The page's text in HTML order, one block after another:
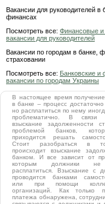
Вакансии для руководителей в
финансах
Посмотреть все: Финансовые и
вакансии для руководителей
Вакансии по городам в банке,
страховании
Посмотреть все: Банковские и
вакансии по городам Украины
В настоящее время
в банке – процесс достаточно
но расплатиться по нему
проблематично. В
взыскание задолженности
проблемой банков,
приходится решать
Стоит разобраться в
происходит взыскание
банком. И все зависит от
которым должники
расплатиться. Взыскание с
проводится банками
или при помощи
организаций. Как только
платежа обнаружена,